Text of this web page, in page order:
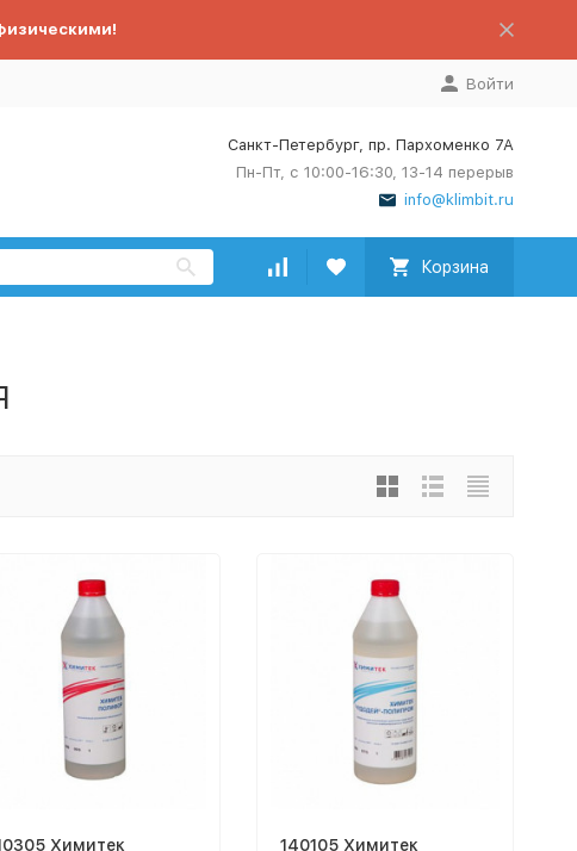
Войти
Санкт-Петербург, пр. Пархоменко 7А
Пн-Пт, с 10:00-16:30, 13-14 перерыв
info@klimbit.ru
Корзина
Химитек
140105 Химитек